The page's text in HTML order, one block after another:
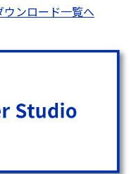
ンロード一覧へ